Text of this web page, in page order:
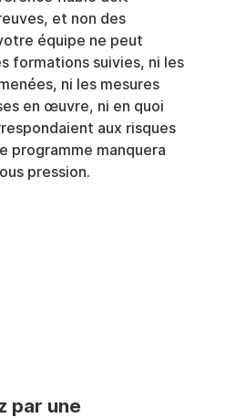
et non des
équipe ne peut
formations suivies, ni les
ni les mesures
en œuvre, ni en quoi
aux risques
programme manquera
pression.
par une